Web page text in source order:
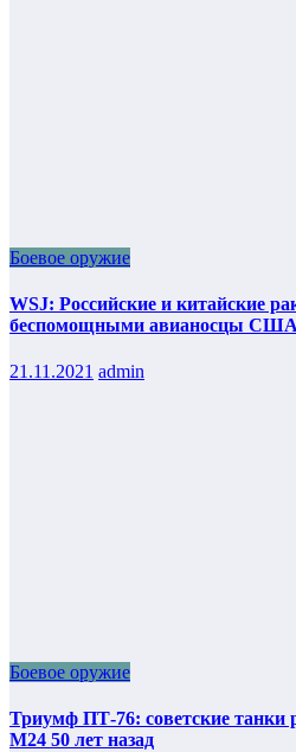
Боевое оружие
WSJ: Российские и китайские
беспомощными авианосцы США
21.11.2021 admin
Боевое оружие
Триумф ПТ-76: советские танки
М24 50 лет назад